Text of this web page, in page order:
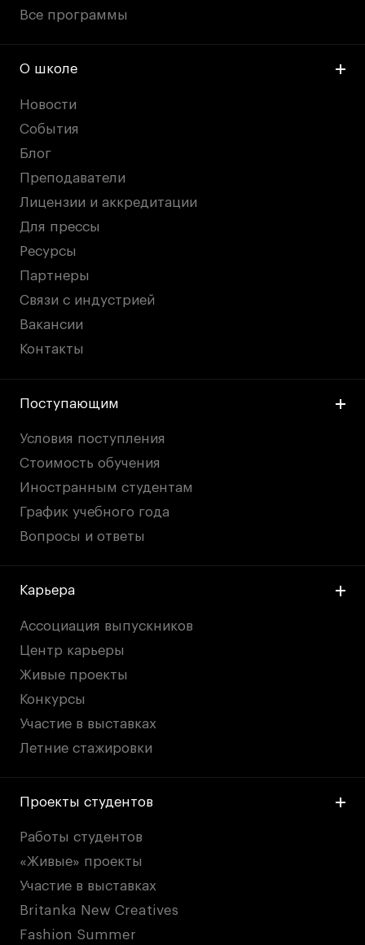
Все программы
О школе
Новости
События
Блог
Преподаватели
Лицензии и аккредитации
Для прессы
Ресурсы
Партнеры
Связи с индустрией
Вакансии
Контакты
Поступающим
Условия поступления
Стоимость обучения
Иностранным студентам
График учебного года
Вопросы и ответы
Карьера
Ассоциация выпускников
Центр карьеры
Живые проекты
Конкурсы
Участие в выставках
Летние стажировки
Проекты студентов
Работы студентов
«Живые» проекты
Участие в выставках
Britanka New Creatives
Fashion Summer